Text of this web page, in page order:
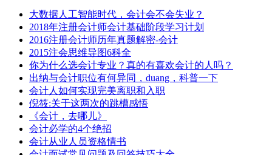
大数据人工智能时代，会计会不会失业？
2018年注册会计师会计基础阶段学习计划
2016注册会计师历年真题解密-会计
2015注会思维导图6科全
你为什么选会计专业？真的有喜欢会计的人吗？
出纳与会计职位有何异同，duang，科普一下
会计人如何实现完美离职和入职
倪筱:关于这两次的跳槽感悟
《会计，去哪儿》
会计必学的4个绝招
会计从业人员资格情书